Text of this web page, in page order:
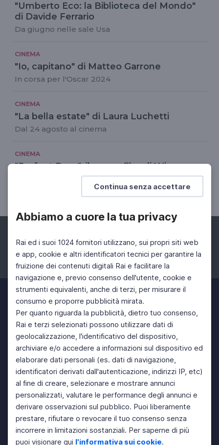
Continua senza accettare
Abbiamo a cuore la tua privacy
Rai ed i suoi 1024 fornitori utilizzano, sui propri siti web
e app, cookie e altri identificatori tecnici per garantire la
fruizione dei contenuti digitali Rai e facilitare la
navigazione e, previo consenso dell'utente, cookie e
strumenti equivalenti, anche di terzi, per misurare il
consumo e proporre pubblicità mirata.
Per quanto riguarda la pubblicità, dietro tuo consenso,
Rai e terzi selezionati possono utilizzare dati di
geolocalizzazione, l'identificativo del dispositivo,
archiviare e/o accedere a informazioni sul dispositivo ed
elaborare dati personali (es. dati di navigazione,
identificatori derivati dall'autenticazione, indirizzi IP, etc)
al fine di creare, selezionare e mostrare annunci
personalizzati, valutare le performance degli annunci e
derivare osservazioni sul pubblico. Puoi liberamente
prestare, rifiutare o revocare il tuo consenso senza
incorrere in limitazioni sostanziali. Per saperne di più
puoi visionare qui l'informativa sui cookie.
"Umberto Eco: la Biblioteca del Mondo"
di Davide Ferrario
Da giugno nelle sale Usa
CINEMA
"Io, capitano" di Matteo Garrone
In corsa per l'Oscar 2024
CINEMA
"La bella estate" di Laura Luchetti
Dal 24 agosto al cinema
CINEMA
"Perfect Days", il nuovo film di Wim
In sala dal 4 gennaio 2024
Facebook Instagram Twitter